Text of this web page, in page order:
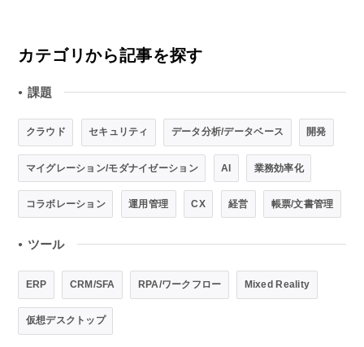
カテゴリから記事を探す
● 課題
クラウド セキュリティ データ分析/データベース 開発
マイグレーション/モダナイゼーション AI 業務効率化
コラボレーション 運用管理 CX 経営 帳票/文書管理
● ツール
ERP CRM/SFA RPA/ワークフロー Mixed Reality
仮想デスクトップ